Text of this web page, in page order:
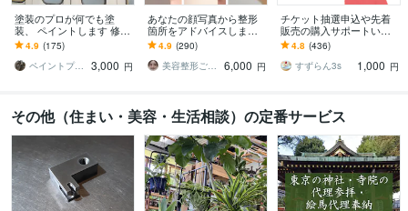
塗装のプロが何でも塗
装、 ペイントします 修理
塗装可能かどうかまずは
ご相談下さい。
4.9 (175)
ペイントプロK
3,000 円
あなたの顔写真から整形
箇所をアドバイスします
整形歴17年の経験を活か
し、丁寧にアドバイスし
ます
4.9 (290)
美容整形ごまちゃん
6,000 円
チケット抽選申込や先着
販売の購入サポートいた
します 申込口数の必要な
方、チケ発が出来ない方
は是非ご連絡下さい。
4.8 (436)
すずらん3s
1,000 円
その他（住まい・美容・生活相談）の定番サービス